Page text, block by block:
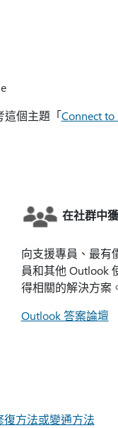
Accept wildcard characters: False
這個主題「Connect to
在社群中
向支援專員、最有
員和其他 Outlook
得相關的解決方案
Outlook 答案論壇
方法或變通方法